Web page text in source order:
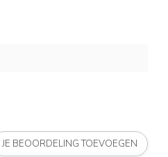
JE BEOORDELING TOEVOEGEN